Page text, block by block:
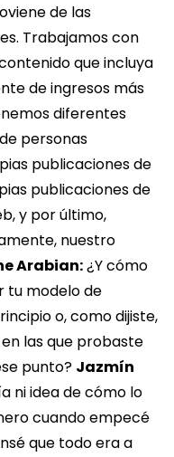
de las
Trabajamos con
que incluya
de ingresos más
diferentes
personas
publicaciones de
publicaciones de
y por último,
nuestro
Arabian:¿Y cómo
tu modelo de
o, como dijiste,
las que probaste
punto? Jazmín
ni idea de cómo lo
cuando empecé
que todo era a